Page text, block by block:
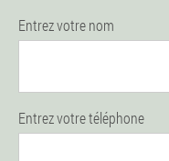
Entrez votre nom
Entrez votre téléphone